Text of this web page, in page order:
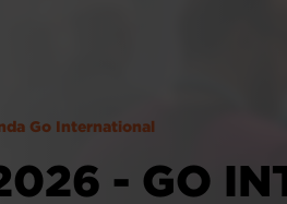
Go International
- GO